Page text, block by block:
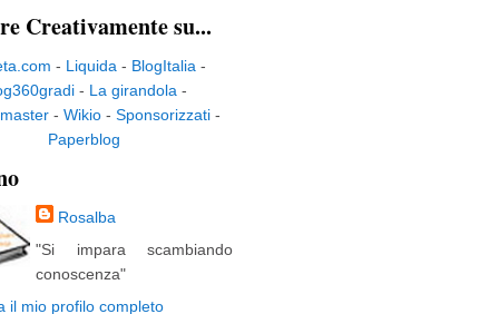
Creativamente su...
- Liquida - BlogItalia -
- La girandola -
- Wikio- Sponsorizzati-
Paperblog
Rosalba
"Si impara scambiando
conoscenza"
il mio profilo completo